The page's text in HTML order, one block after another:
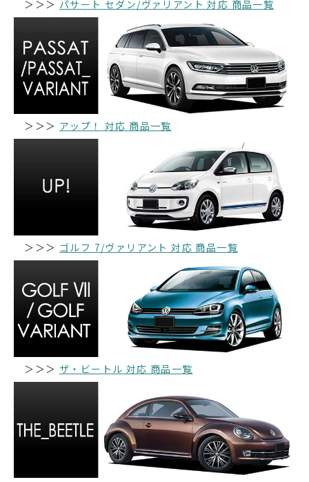
＞＞＞ パサート セダン/ヴァリアント 対応 商品一覧
＞＞＞ アップ！ 対応 商品一覧
＞＞＞ ゴルフ 7/ヴァリアント 対応 商品一覧
＞＞＞ ザ・ビートル 対応 商品一覧